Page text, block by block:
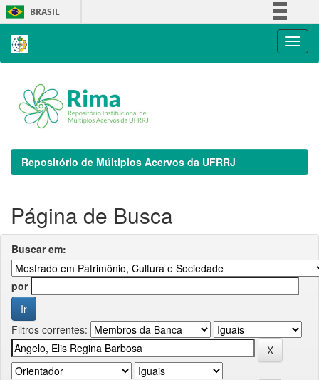
Skip
navigation
BRASIL
Repositório de Múltiplos Acervos da UFRRJ
Página de Busca
Buscar em:
por
Filtros correntes: